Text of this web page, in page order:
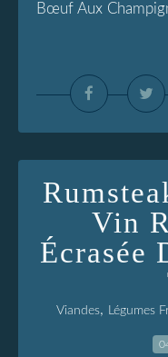
Bœuf Aux
Vin
Écrasée
Viandes, Légumes